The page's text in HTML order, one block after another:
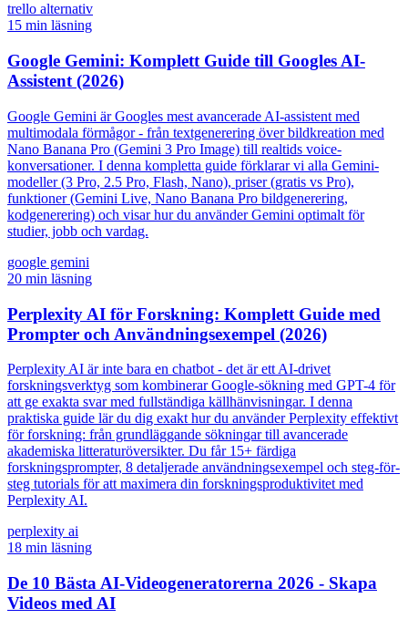
trello alternativ
15 min läsning
Google Gemini: Komplett Guide till Googles AI-
Assistent (2026)
Google Gemini är Googles mest avancerade AI-assistent med
multimodala förmågor - från textgenerering över bildkreation med
Nano Banana Pro (Gemini 3 Pro Image) till realtids voice-
konversationer. I denna kompletta guide förklarar vi alla Gemini-
modeller (3 Pro, 2.5 Pro, Flash, Nano), priser (gratis vs Pro),
funktioner (Gemini Live, Nano Banana Pro bildgenerering,
kodgenerering) och visar hur du använder Gemini optimalt för
studier, jobb och vardag.
google gemini
20 min läsning
Perplexity AI för Forskning: Komplett Guide med
Prompter och Användningsexempel (2026)
Perplexity AI är inte bara en chatbot - det är ett AI-drivet
forskningsverktyg som kombinerar Google-sökning med GPT-4 för
att ge exakta svar med fullständiga källhänvisningar. I denna
praktiska guide lär du dig exakt hur du använder Perplexity effektivt
för forskning: från grundläggande sökningar till avancerade
akademiska litteraturöversikter. Du får 15+ färdiga
forskningsprompter, 8 detaljerade användningsexempel och steg-för-
steg tutorials för att maximera din forskningsproduktivitet med
Perplexity AI.
perplexity ai
18 min läsning
De 10 Bästa AI-Videogeneratorerna 2026 - Skapa
Videos med AI